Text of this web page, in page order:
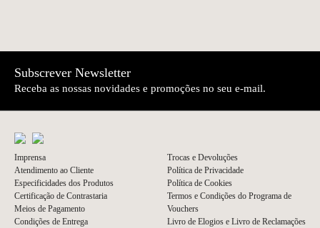
Subscrever Newsletter
Receba as nossas novidades e promoções no seu e-mail.
Imprensa
Atendimento ao Cliente
Especificidades dos Produtos
Certificação de Contrastaria
Meios de Pagamento
Condições de Entrega
Trocas e Devoluções
Política de Privacidade
Política de Cookies
Termos e Condições do Programa de
Vouchers
Livro de Elogios e Livro de Reclamações